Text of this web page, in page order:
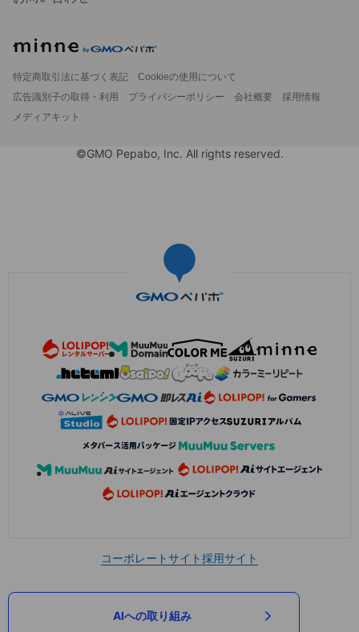
特定商取引法に基づく表記
Cookieの使用について
広告識別子の取得・利用
プライバシーポリシー 会社概要
採用情報
メディアキット
©GMO Pepabo, Inc. All rights reserved.
コーポレートサイト採用サイト
AIへの取り組み